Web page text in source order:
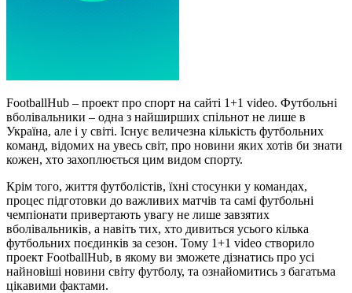
FootballHub – проект про спорт на сайті 1+1 video. Футбольні
вболівальники – одна з найширших спільнот не лише в
Україна, але і у світі. Існує величезна кількість футбольних
команд, відомих на увесь світ, про новини яких хотів би знати
кожен, хто захоплюється цим видом спорту.
Крім того, життя футболістів, їхні стосунки у командах,
процес підготовки до важливих матчів та самі футбольні
чемпіонати привертають увагу не лише завзятих
вболівальників, а навіть тих, хто дивиться усього кілька
футбольних поєдинків за сезон. Тому 1+1 video створило
проект FootballHub, в якому ви зможете дізнатись про усі
найновіші новини світу футболу, та ознайомитись з багатьма
цікавими фактами.